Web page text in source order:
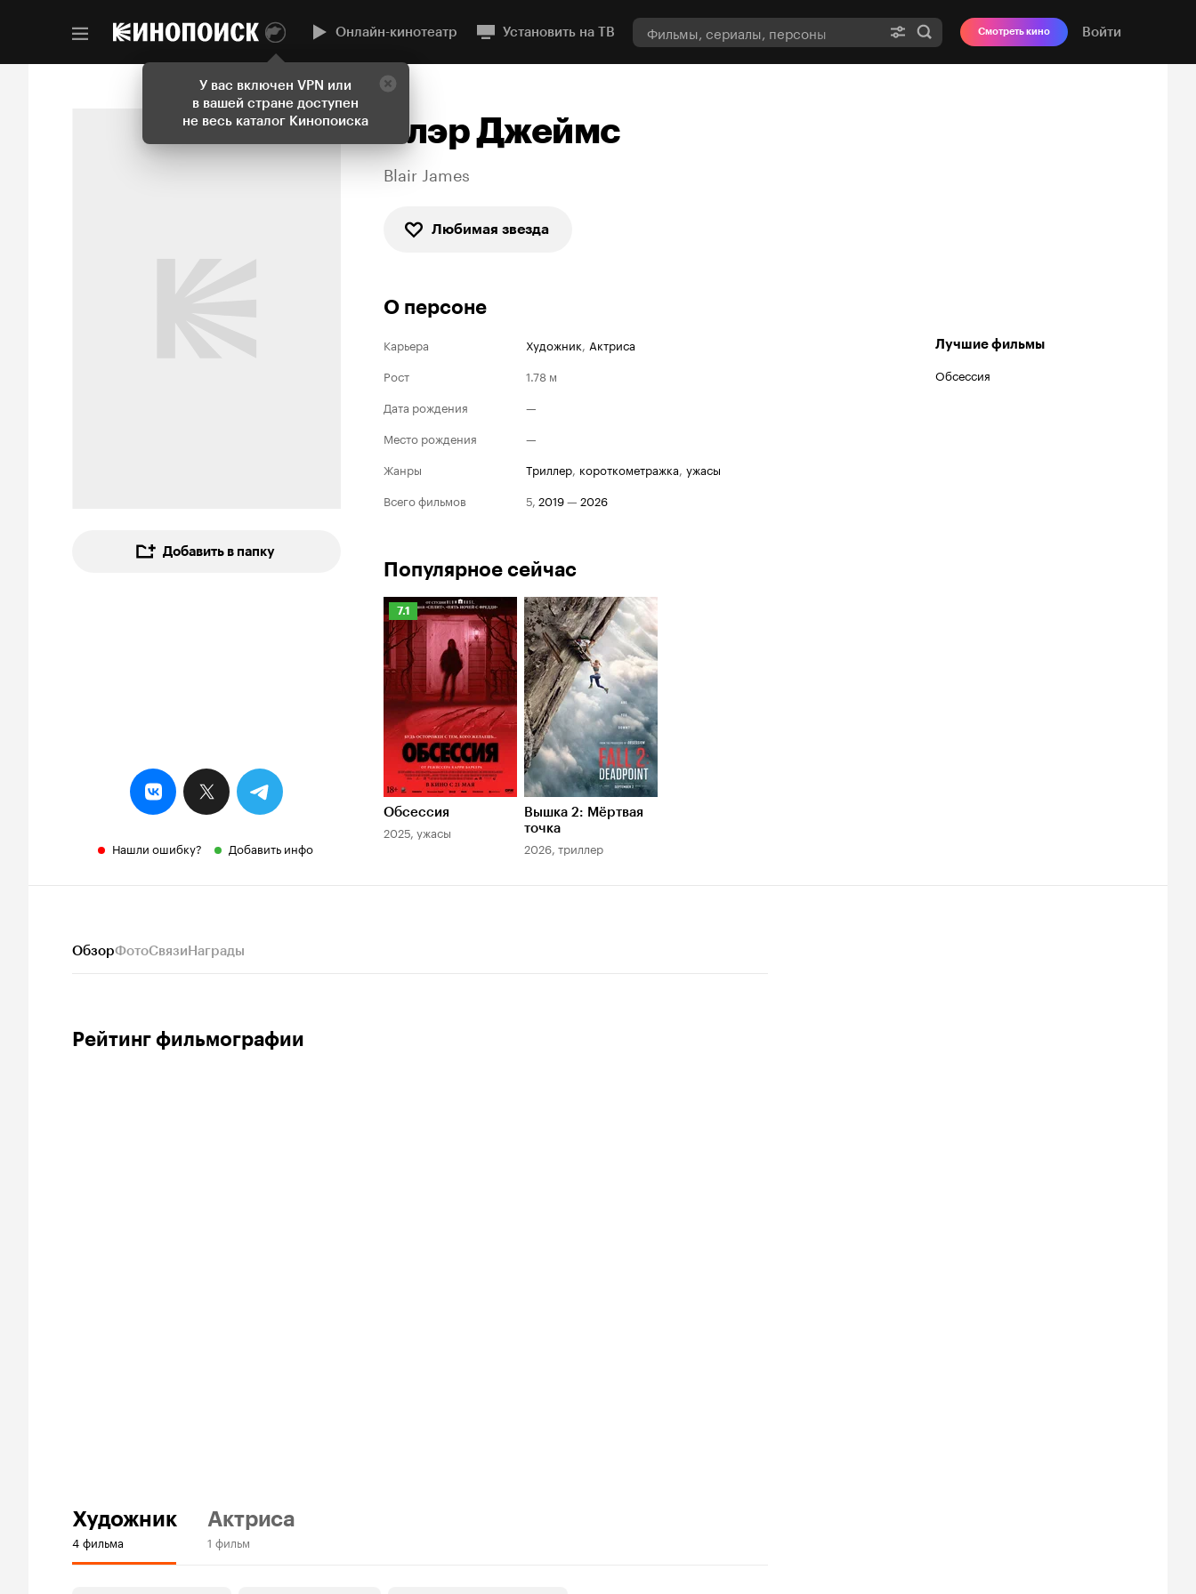
У вас включен VPN или
в вашей стране доступен
не весь каталог Кинопоиска
Онлайн-кинотеатр Установить на ТВ Смотреть кино Войти
Добавить в папку
Нашли ошибку? Добавить инфо
Блэр Джеймс
Blair James
Любимая звезда
О персоне
Карьера Художник, Актриса
Рост
1.78 м
Дата рождения
—
Место рождения
—
Жанры
триллер, короткометражка, ужасы
Всего фильмов
5, 2019— 2026
Лучшие фильмы
Обсессия
Популярное сейчас
Рейтинг
Кинопоиска
7.1
7.1
Обсессия
2025, ужасы
Вышка 2: Мёртвая
точка
2026, триллер
ОбзорФотоСвязиНаграды
Рейтинг фильмографии
Художник
4 фильма
Актриса
1 фильм